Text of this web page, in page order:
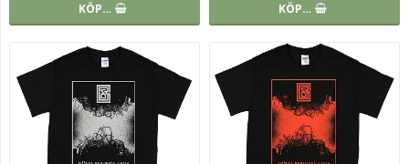
KÖP… KÖP…